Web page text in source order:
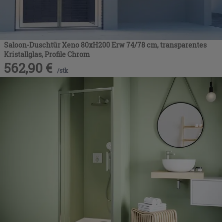
Saloon-Duschtür Xeno 80xH200 Erw 74/78 cm, transparentes
Kristallglas, Profile Chrom
562,90 € /stk